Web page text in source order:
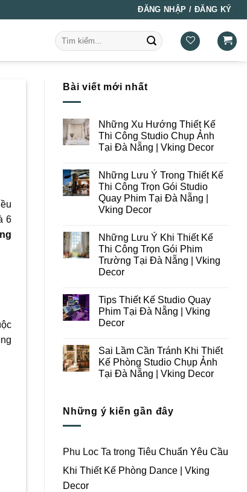
ĐĂNG NHẬP / ĐĂNG KÝ
Tìm
kiếm:
6
Bài viết mới nhất
Những Xu Hướng Thiết Kế
Thi Công Studio Chụp Ảnh
Tại Đà Nẵng | Vking Decor
bình
luận
ở
Những
Xu
Hướng
Thi
Công
Studio
Chụp
Ảnh
Tại
Vking
Decor
Những Lưu Ý Trong Thiết Kế
Thi Công Trọn Gói Studio
Quay Phim Tại Đà Nẵng |
Vking Decor
bình
luận
ở
Những
Lưu
Ý
Kế
Thi
Công
Trọn
Quay
Phim
Tại
Đà
Nẵng
Những Lưu Ý Khi Thiết Kế
Thi Công Trọn Gói Phim
Trường Tại Đà Nẵng | Vking
Decor
bình
luận
ở
Những
Khi
Thiết
Kế
Thi
Công
Trường
Tại
Vking
Decor
Tips Thiết Kế Studio Quay
Phim Tại Đà Nẵng | Vking
Decor
bình
luận
ở
Tips
Quay
Phim
Vking
Sai Lầm Cần Tránh Khi Thiết
Kế Phòng Studio Chụp Ảnh
Tại Đà Nẵng | Vking Decor
luận
ở
Tránh
Khi
Kế
Những ý kiến gần đây
Phu Loc Ta trong Tiêu Chuẩn Yêu Cầu
Khi Thiết Kế Phòng Dance | Vking
Decor